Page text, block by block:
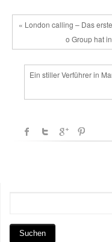
« London calling – Das
o Group hat
Ein stiller Verführer in